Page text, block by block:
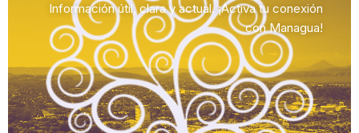
Información útil, clara y actual. ¡Activa tu conexión
con Managua!